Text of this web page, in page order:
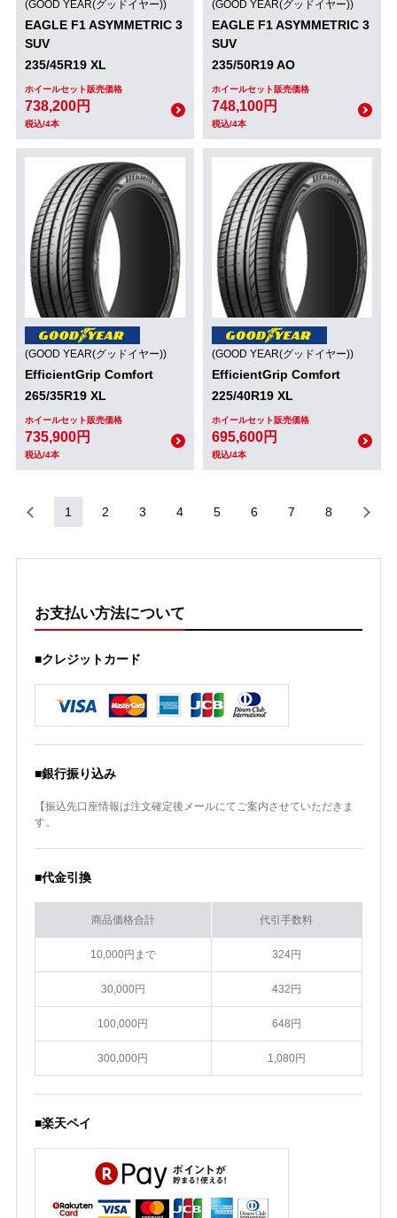
(GOOD YEAR(グッドイヤー))
EAGLE F1 ASYMMETRIC 3
SUV
235/45R19 XL
ホイールセット販売価格
738,200円
税込/4本
(GOOD YEAR(グッドイヤー))
EAGLE F1 ASYMMETRIC 3
SUV
235/50R19 AO
ホイールセット販売価格
748,100円
税込/4本
(GOOD YEAR(グッドイヤー))
EfficientGrip Comfort
265/35R19 XL
ホイールセット販売価格
735,900円
税込/4本
(GOOD YEAR(グッドイヤー))
EfficientGrip Comfort
225/40R19 XL
ホイールセット販売価格
695,600円
税込/4本
1 2 3 4 5 6 7 8
お支払い方法について
■クレジットカード
■銀行振り込み
【振込先口座情報は注文確定後メールにてご案内させていただきま
す。
■代金引換
商品価格合計 代引手数料
10,000円まで 324円
30,000円 432円
100,000円 648円
300,000円 1,080円
■楽天ペイ